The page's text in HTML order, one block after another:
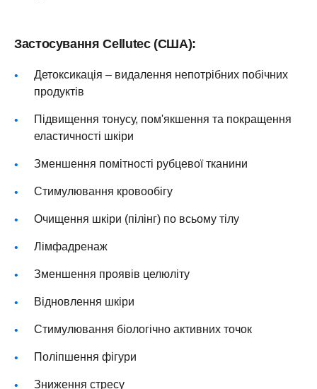
Застосування Cellutec (США):
Детоксикація – видалення непотрібних побічних
продуктів
Підвищення тонусу, пом'якшення та покращення
еластичності шкіри
Зменшення помітності рубцевої тканини
Стимулювання кровообігу
Очищення шкіри (пілінг) по всьому тілу
Лімфадренаж
Зменшення проявів целюліту
Відновлення шкіри
Стимулювання біологічно активних точок
Поліпшення фігури
Зниження стресу